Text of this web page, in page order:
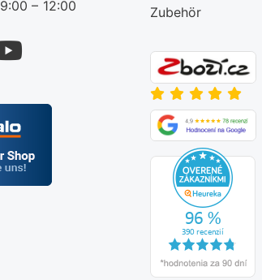
9:00 – 12:00
Zubehör